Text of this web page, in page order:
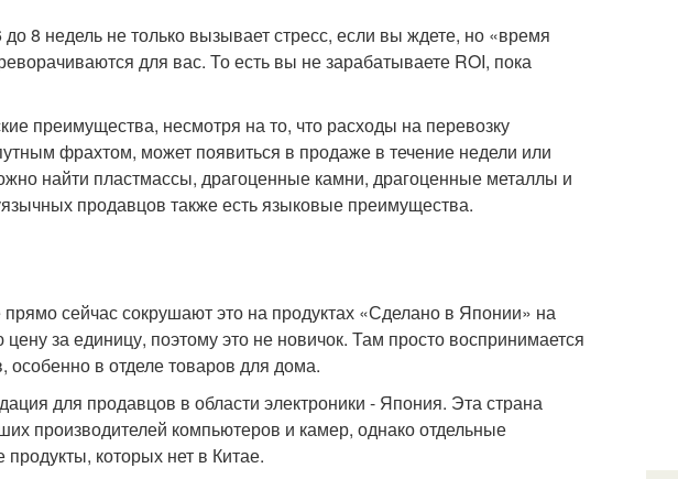
8 недель не только вызывает стресс, если вы ждете, но «время
для вас. То есть вы не зарабатываете ROI, пока
преимущества, несмотря на то, что расходы на перевозку
фрахтом, может появиться в продаже в течение недели или
найти пластмассы, драгоценные камни, драгоценные металлы и
продавцов также есть языковые преимущества.
сейчас сокрушают это на продуктах «Сделано в Японии» на
за единицу, поэтому это не новичок. Там просто воспринимается
особенно в отделе товаров для дома.
для продавцов в области электроники - Япония. Эта страна
производителей компьютеров и камер, однако отдельные
которых нет в Китае.